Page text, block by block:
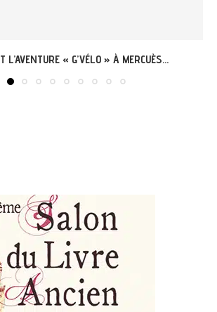
L’AVENTURE « G’VÉLO » À MERCUÈS...